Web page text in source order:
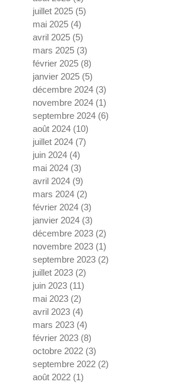
juillet 2025 (5)
mai 2025 (4)
avril 2025 (5)
mars 2025 (3)
février 2025 (8)
janvier 2025 (5)
décembre 2024 (3)
novembre 2024 (1)
septembre 2024 (6)
août 2024 (10)
juillet 2024 (7)
juin 2024 (4)
mai 2024 (3)
avril 2024 (9)
mars 2024 (2)
février 2024 (3)
janvier 2024 (3)
décembre 2023 (2)
novembre 2023 (1)
septembre 2023 (2)
juillet 2023 (2)
juin 2023 (11)
mai 2023 (2)
avril 2023 (4)
mars 2023 (4)
février 2023 (8)
octobre 2022 (3)
septembre 2022 (2)
août 2022 (1)